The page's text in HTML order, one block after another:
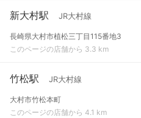
新大村駅 JR大村線
長崎県大村市植松三丁目115番地3
このページの店舗から 3.3 km
竹松駅 JR大村線
大村市竹松本町
このページの店舗から 4.1 km